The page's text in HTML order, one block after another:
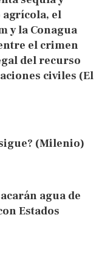
agrícola, el
y la Conagua
el crimen
del recurso
civiles (El
(Milenio)
agua de
Estados